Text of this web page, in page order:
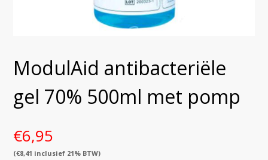
ModulAid antibacteriële
gel 70% 500ml met pomp
€6,95
(€8,41 inclusief 21% BTW)